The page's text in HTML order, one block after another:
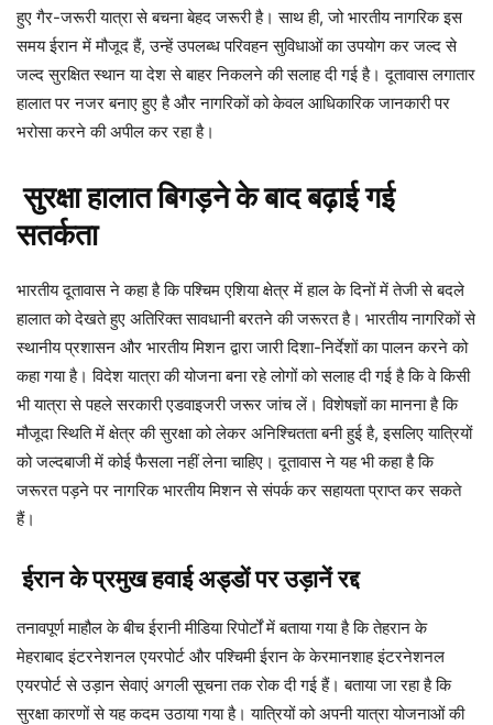
हुए गैर-जरूरी यात्रा से बचना बेहद जरूरी है। साथ ही, जो भारतीय नागरिक इस
समय ईरान में मौजूद हैं, उन्हें उपलब्ध परिवहन सुविधाओं का उपयोग कर जल्द से
जल्द सुरक्षित स्थान या देश से बाहर निकलने की सलाह दी गई है। दूतावास लगातार
हालात पर नजर बनाए हुए है और नागरिकों को केवल आधिकारिक जानकारी पर
भरोसा करने की अपील कर रहा है।
सुरक्षा हालात बिगड़ने के बाद बढ़ाई गई
सतर्कता
भारतीय दूतावास ने कहा है कि पश्चिम एशिया क्षेत्र में हाल के दिनों में तेजी से बदले
हालात को देखते हुए अतिरिक्त सावधानी बरतने की जरूरत है। भारतीय नागरिकों से
स्थानीय प्रशासन और भारतीय मिशन द्वारा जारी दिशा-निर्देशों का पालन करने को
कहा गया है। विदेश यात्रा की योजना बना रहे लोगों को सलाह दी गई है कि वे किसी
भी यात्रा से पहले सरकारी एडवाइजरी जरूर जांच लें। विशेषज्ञों का मानना है कि
मौजूदा स्थिति में क्षेत्र की सुरक्षा को लेकर अनिश्चितता बनी हुई है, इसलिए यात्रियों
को जल्दबाजी में कोई फैसला नहीं लेना चाहिए। दूतावास ने यह भी कहा है कि
जरूरत पड़ने पर नागरिक भारतीय मिशन से संपर्क कर सहायता प्राप्त कर सकते
हैं।
ईरान के प्रमुख हवाई अड्डों पर उड़ानें रद्द
तनावपूर्ण माहौल के बीच ईरानी मीडिया रिपोर्टों में बताया गया है कि तेहरान के
मेहराबाद इंटरनेशनल एयरपोर्ट और पश्चिमी ईरान के केरमानशाह इंटरनेशनल
एयरपोर्ट से उड़ान सेवाएं अगली सूचना तक रोक दी गई हैं। बताया जा रहा है कि
सुरक्षा कारणों से यह कदम उठाया गया है। यात्रियों को अपनी यात्रा योजनाओं की